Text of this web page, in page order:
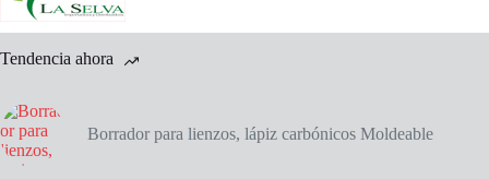
Tendencia ahora
Borrador para lienzos, lápiz carbónicos Moldeable